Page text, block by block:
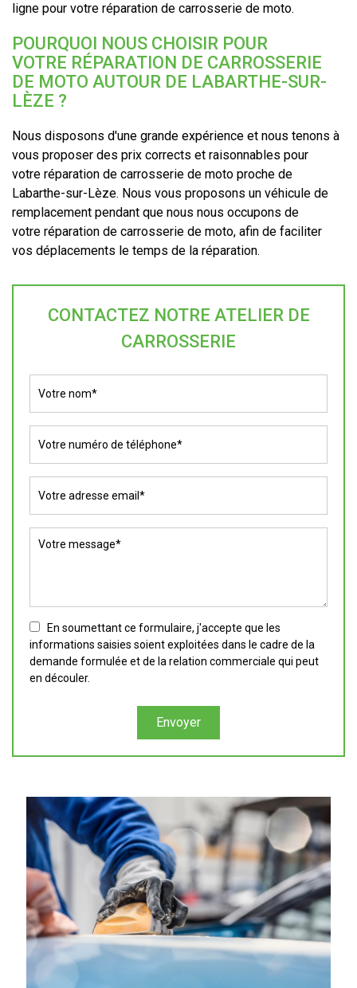
ligne pour votre réparation de carrosserie de moto.
POURQUOI NOUS CHOISIR POUR
VOTRE RÉPARATION DE CARROSSERIE
DE MOTO AUTOUR DE LABARTHE-SUR-
LÈZE ?
Nous disposons d'une grande expérience et nous tenons à
vous proposer des prix corrects et raisonnables pour
votre réparation de carrosserie de moto proche de
Labarthe-sur-Lèze. Nous vous proposons un véhicule de
remplacement pendant que nous nous occupons de
votre réparation de carrosserie de moto, afin de faciliter
vos déplacements le temps de la réparation.
CONTACTEZ NOTRE ATELIER DE
CARROSSERIE
En soumettant ce formulaire, j'accepte que les
informations saisies soient exploitées dans le cadre de la
demande formulée et de la relation commerciale qui peut
en découler.